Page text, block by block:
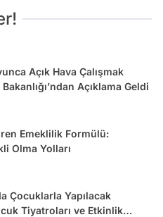
Açık Hava Çalışmak
Açıklama Geldi
Emeklilik Formülü:
Olma Yolları
Çocuklarla Yapılacak
Tiyatroları ve Etkinlik